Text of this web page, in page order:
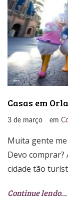
Casas em
3 de março em
Muita gente
Devo comprar?
cidade tão
Continue lendo…